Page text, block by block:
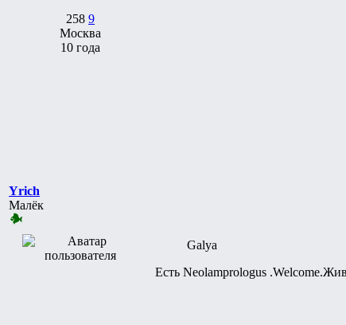
258 9
Москва
10 года
Yrich
Малёк
Galya
Есть Neolamprologus